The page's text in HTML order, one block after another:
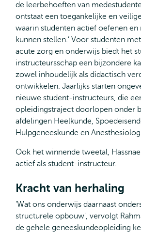
de leerbehoeften van
ontstaat een toegankelijke en
waarin studenten actief oefenen en
kunnen stellen.’ Voor studenten
acute zorg en onderwijs biedt het
instructeursschap een bijzondere
zowel inhoudelijk als didactisch
ontwikkelen. Jaarlijks starten
nieuwe student-instructeurs, die
opleidingstraject doorlopen onder
afdelingen Heelkunde,
Hulpgeneeskunde en
Ook het winnende tweetal,
actief als student-instructeur.
Kracht van herhaling
‘Wat ons onderwijs daarnaast
structurele opbouw', vervolgt
de gehele geneeskundeopleiding